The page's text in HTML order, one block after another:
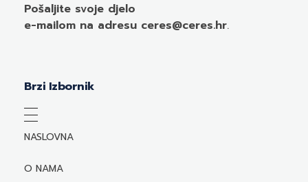
Pošaljite svoje djelo
e-mailom na adresu ceres@ceres.hr.
Brzi Izbornik
NASLOVNA
O NAMA